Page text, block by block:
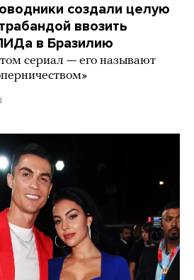
создали целую
ввозить
в Бразилию
сериал — его называют